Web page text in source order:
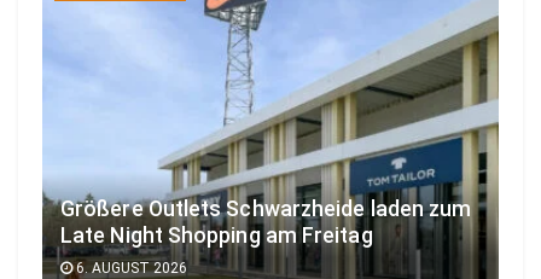
Größere Outlets Schwarzheide laden zum
Late Night Shopping am Freitag
6. AUGUST 2026